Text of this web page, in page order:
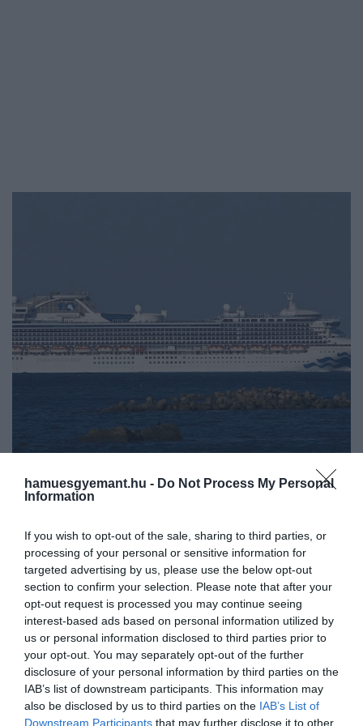
hamuesgyemant.hu - Do Not Process My Personal
Information
If you wish to opt-out of the sale, sharing to third parties, or
processing of your personal or sensitive information for
targeted advertising by us, please use the below opt-out
section to confirm your selection. Please note that after your
opt-out request is processed you may continue seeing
interest-based ads based on personal information utilized by
us or personal information disclosed to third parties prior to
your opt-out. You may separately opt-out of the further
disclosure of your personal information by third parties on the
IAB’s list of downstream participants. This information may
also be disclosed by us to third parties on the IAB’s List of
Downstream Participants that may further disclose it to other
A tengerjárók a gondtalan utazás
szimbólumai: panorámás medencék,
színházak, bárok és végtelen büfék
lebegnek egyszerre a nyílt tengeren. A
járványügyi szakemberek számára
azonban ezek a hajók egy másik
szempontból is érdekesek: szinte
tökéletes…
2026. MÁJUS 8. ● OLÁH-BEBESI BORBÁLA
a fertőzések a tengerjáró…
OLÁH-BEBESI BORBÁLA